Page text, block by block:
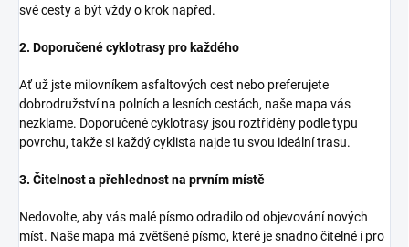
své cesty a být vždy o krok napřed.
2. Doporučené cyklotrasy pro každého
Ať už jste milovníkem asfaltových cest nebo preferujete
dobrodružství na polních a lesních cestách, naše mapa vás
nezklame. Doporučené cyklotrasy jsou roztříděny podle typu
povrchu, takže si každý cyklista najde tu svou ideální trasu.
3. Čitelnost a přehlednost na prvním místě
Nedovolte, aby vás malé písmo odradilo od objevování nových
míst. Naše mapa má zvětšené písmo, které je snadno čitelné i pro